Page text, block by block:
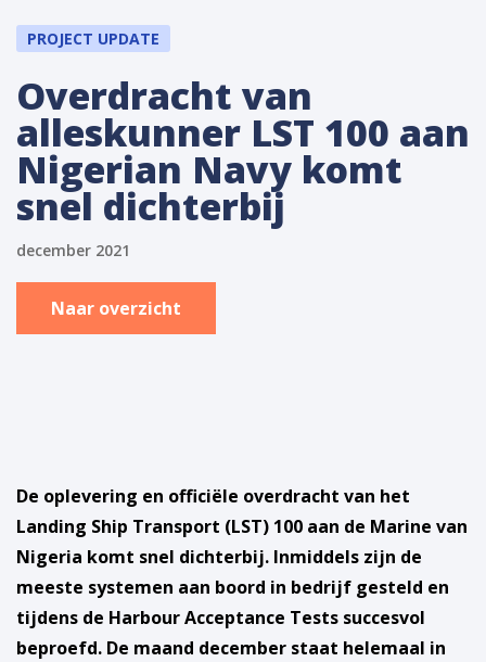
PROJECT UPDATE
Overdracht van
alleskunner LST 100 aan
Nigerian Navy komt
snel dichterbij
december 2021
Naar overzicht
De oplevering en officiële overdracht van het
Landing Ship Transport (LST) 100 aan de Marine van
Nigeria komt snel dichterbij. Inmiddels zijn de
meeste systemen aan boord in bedrijf gesteld en
tijdens de Harbour Acceptance Tests succesvol
beproefd. De maand december staat helemaal in